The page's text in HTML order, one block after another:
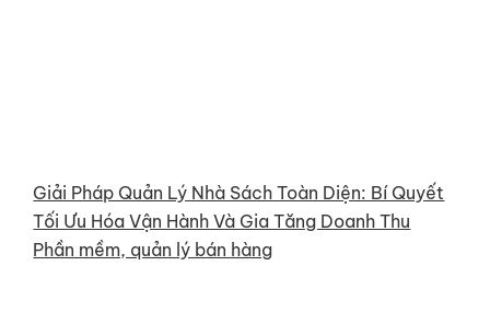
Giải Pháp Quản Lý Nhà Sách Toàn Diện: Bí Quyết
Tối Ưu Hóa Vận Hành Và Gia Tăng Doanh Thu
Phần mềm, quản lý bán hàng